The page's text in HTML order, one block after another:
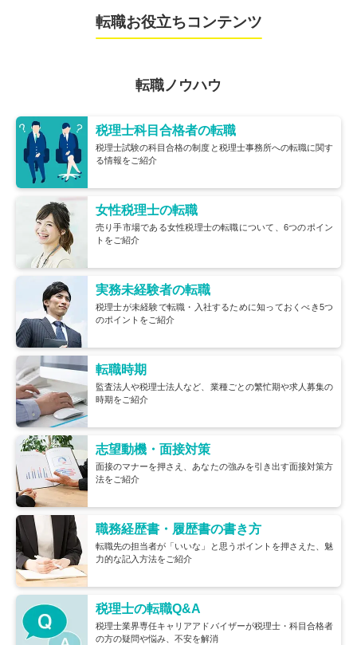
転職お役立ちコンテンツ
転職ノウハウ
税理士科目合格者の転職
税理士試験の科目合格の制度と税理士事務所への転職に関す
る情報をご紹介
女性税理士の転職
売り手市場である女性税理士の転職について、6つのポイン
トをご紹介
実務未経験者の転職
税理士が未経験で転職・入社するために知っておくべき5つ
のポイントをご紹介
転職時期
監査法人や税理士法人など、業種ごとの繁忙期や求人募集の
時期をご紹介
志望動機・面接対策
面接のマナーを押さえ、あなたの強みを引き出す面接対策方
法をご紹介
職務経歴書・履歴書の書き方
転職先の担当者が「いいな」と思うポイントを押さえた、魅
力的な記入方法をご紹介
税理士の転職Q&A
税理士業界専任キャリアアドバイザーが税理士・科目合格者
の方の疑問や悩み、不安を解消